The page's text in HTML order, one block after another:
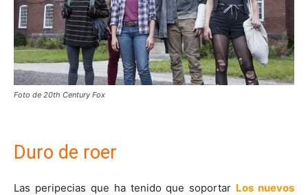
Foto de 20th Century Fox
Duro de roer
Las peripecias que ha tenido que soportar Los nuevos